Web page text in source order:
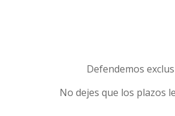
Defendemos
No dejes que los plazos